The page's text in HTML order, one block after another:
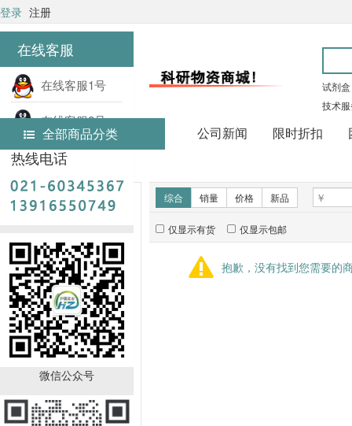
在线客服
在线客服1号
在线客服2号
热线电话
微信公众号
登录 注册
试剂盒
技术
全部商品分类 公司新闻 限时折扣
首页
技术服务
新品推荐
销量排行
综合 销量 价格 新品
仅显示有货 仅显示包邮
抱歉，没有找到您需要的